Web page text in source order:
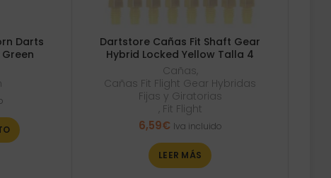
Darts
Dartstore Cañas Fit Shaft Gear
Hybrid Locked Yellow Talla 4
Cañas,
Cañas Fit Flight Gear Hybridas
Fijas y Giratorias
, Fit Flight
6,59€ Iva incluido
LEER MÁS